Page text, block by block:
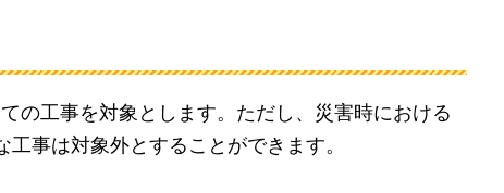
の工事を対象とします。ただし、災害時における
事は対象外とすることができます。